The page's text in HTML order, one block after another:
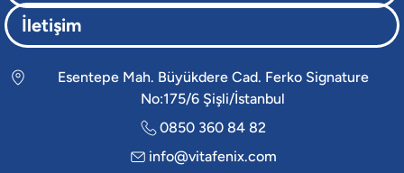
İletişim
Esentepe Mah. Büyükdere Cad. Ferko Signature
No:175/6 Şişli/İstanbul
0850 360 84 82
info@vitafenix.com